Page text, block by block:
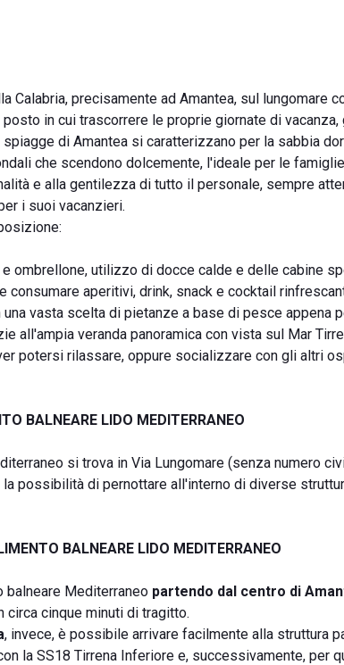
Calabria, precisamente ad Amantea, sul lungomare
posto in cui trascorrere le proprie giornate di
di Amantea si caratterizzano per la sabbia
che scendono dolcemente, l'ideale per le
e alla gentilezza di tutto il personale, sempre
i suoi vacanzieri.
ombrellone, utilizzo di docce calde e delle cabine
consumare aperitivi, drink, snack e cocktail
una vasta scelta di pietanze a base di pesce
all'ampia veranda panoramica con vista sul Mar
potersi rilassare, oppure socializzare con gli altri
BALNEARE LIDO MEDITERRANEO
si trova in Via Lungomare (senza numero
possibilità di pernottare all'interno di diverse
BALNEARE LIDO MEDITERRANEO
balneare Mediterraneo partendo dal centro di
circa cinque minuti di tragitto.
, invece, è possibile arrivare facilmente alla struttura
la SS18 Tirrena Inferiore e, successivamente, per